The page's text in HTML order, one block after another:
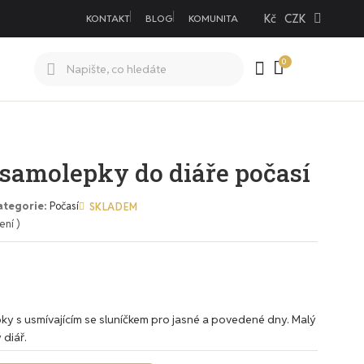
KONTAKT BLOG KOMUNITA Kč CZK
do diáře počasí
Počasí SKLADEM
)
s usmívajícím se sluníčkem pro jasné a povedené dny. Malý
diář.